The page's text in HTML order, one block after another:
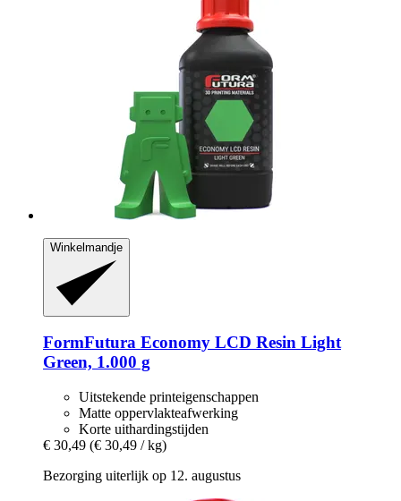
Winkelmandje
FormFutura Economy LCD Resin Light
Green, 1.000 g
Uitstekende printeigenschappen
Matte oppervlakteafwerking
Korte uithardingstijden
€ 30,49 (€ 30,49 / kg)
Bezorging uiterlijk op 12. augustus